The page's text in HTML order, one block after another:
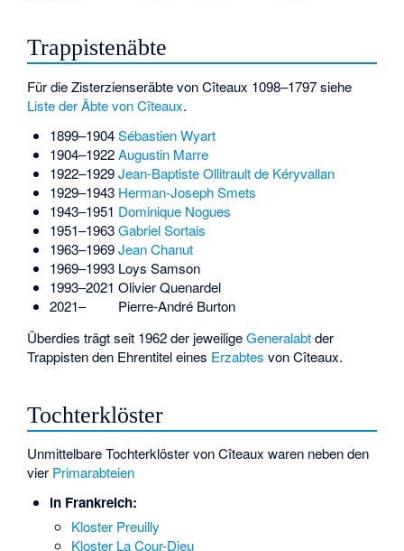
Trappistenäbte
Für die Zisterzienseräbte von Cîteaux 1098–1797 siehe
Liste der Äbte von Cîteaux.
1899–1904Sébastien Wyart
1904–1922Augustin Marre
1922–1929Jean-Baptiste Ollitrault de Kéryvallan
1929–1943 Herman-Joseph Smets
1943–1951 Dominique Nogues
1951–1963Gabriel Sortais
1963–1969Jean Chanut
1969–1993 Loys Samson
1993–2021 Olivier Quenardel
2021–
Pierre-André Burton
Überdies trägt seit 1962 der jeweiligeGeneralabtder
Trappisten den Ehrentitel eines Erzabtes von Cîteaux.
Tochterklöster
Unmittelbare Tochterklöster von Cîteaux waren neben den
vier Primarabteien
in Frankreich:
Kloster Preuilly
Kloster La Cour-Dieu